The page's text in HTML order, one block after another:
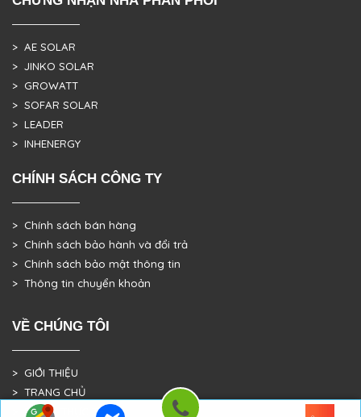
> AE SOLAR
> JINKO SOLAR
> GROWATT
> SOFAR SOLAR
> LEADER
> INHENERGY
CHÍNH SÁCH CÔNG TY
> Chính sách bán hàng
> Chính sách bảo hành và đổi trả
> Chính sách bảo mật thông tin
> Thông tin chuyển khoản
VỀ CHÚNG TÔI
> GIỚI THIỆU
> TRANG CHỦ
> DỰ ÁN THỰC TẾ